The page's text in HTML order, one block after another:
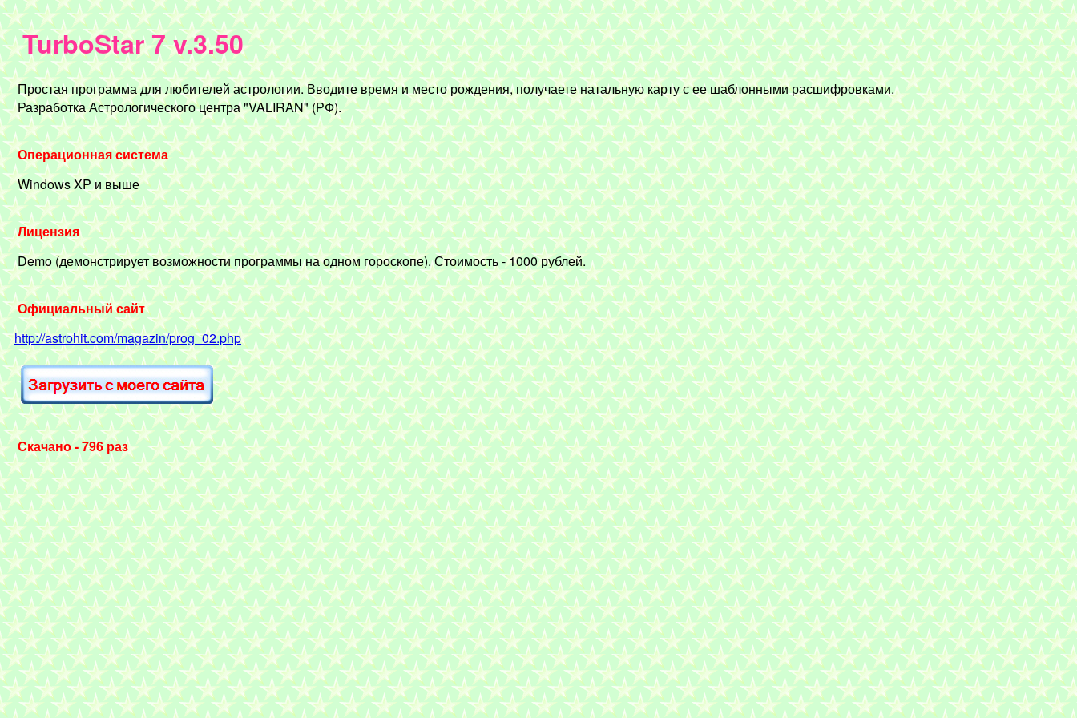
TurboStar 7 v.3.50
Простая программа для любителей астрологии. Вводите время и место рождения, получаете натальную карту с ее шаблонными расшифровками.
Разработка Астрологического центра "VALIRAN" (РФ).
Операционная система
Windows XP и выше
Лицензия
Demo (демонстрирует возможности программы на одном гороскопе). Стоимость - 1000 рублей.
Официальный сайт
http://astrohit.com/magazin/prog_02.php
Скачано - 796 раз